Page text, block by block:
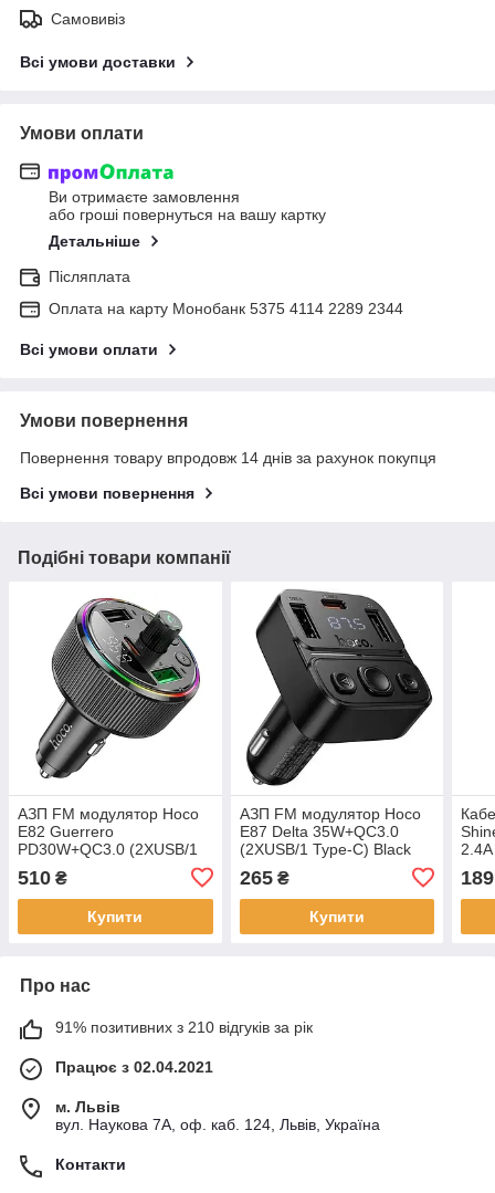
Самовивіз
Всі умови доставки
Умови оплати
Ви отримаєте замовлення
або гроші повернуться на вашу картку
Детальніше
Післяплата
Оплата на карту Монобанк 5375 4114 2289 2344
Всі умови оплати
Умови повернення
Повернення товару впродовж 14 днів за рахунок покупця
Всі умови повернення
Подібні товари компанії
АЗП FM модулятор Hoco
E82 Guerrero
PD30W+QC3.0 (2XUSB/1
510 ₴
Купити
АЗП FM модулятор Hoco
E87 Delta 35W+QC3.0
(2XUSB/1 Type-C) Black
265₴
Купити
189
Про нас
91% позитивних з 210 відгуків за рік
Працює з 02.04.2021
м. Львів
вул. Наукова 7А, оф. каб. 124, Львів, Україна
Контакти